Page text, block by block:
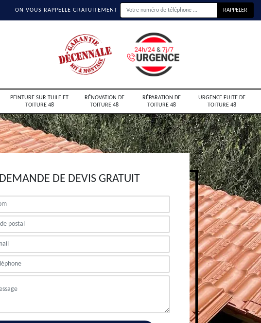
ON VOUS RAPPELLE GRATUITEMENT
PEINTURE SUR TUILE ET
TOITURE 48
RÉNOVATION DE
TOITURE 48
RÉPARATION DE
TOITURE 48
URGENCE FUITE DE
TOITURE 48
DEMANDE DE DEVIS GRATUIT